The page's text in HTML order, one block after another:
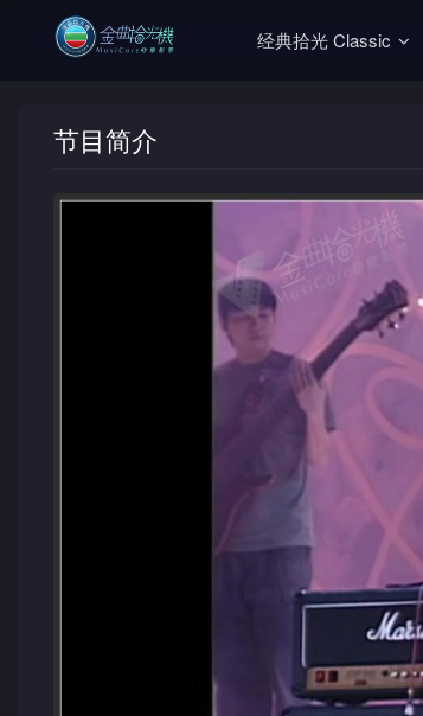
经典拾光 Classic
节目简介